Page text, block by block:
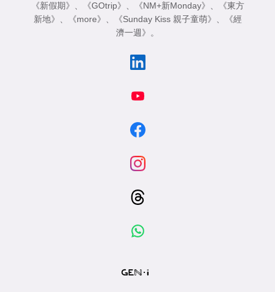
《新假期》 、 《GOtrip》 、 《NM+新Monday》 、
《東方
新地》 、 《more》 、 《Sunday Kiss 親子童萌》 、
《經
濟一週》 。